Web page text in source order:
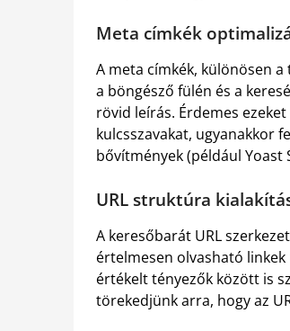
Meta címkék
A meta címkék, különösen
a böngésző fülén és a
rövid leírás. Érdemes
kulcsszavakat, ugyanakkor
bővítmények (például Yoast
URL struktúra
A keresőbarát URL
értelmesen olvasható
értékelt tényezők között is
törekedjünk arra, hogy az